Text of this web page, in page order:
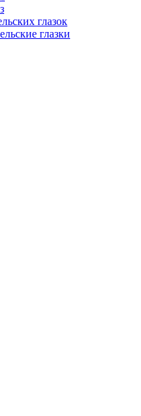
глазок
глазки